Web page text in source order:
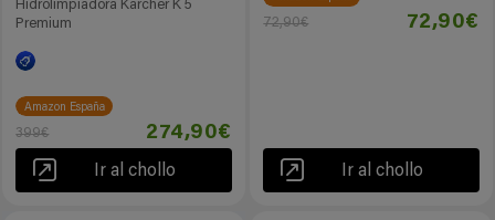
Hidrolimpiadora Kärcher K 5
Premium
Amazon España
399€ 274,90€
Ir al chollo
72,90€ 72,90€
Ir al chollo